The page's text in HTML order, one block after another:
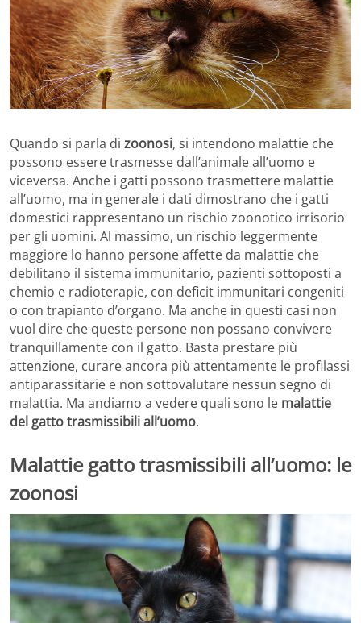
Quando si parla di zoonosi, si intendono malattie che
possono essere trasmesse dall’animale all’uomo e
viceversa. Anche i gatti possono trasmettere malattie
all’uomo, ma in generale i dati dimostrano che i gatti
domestici rappresentano un rischio zoonotico irrisorio
per gli uomini. Al massimo, un rischio leggermente
maggiore lo hanno persone affette da malattie che
debilitano il sistema immunitario, pazienti sottoposti a
chemio e radioterapie, con deficit immunitari congeniti
o con trapianto d’organo. Ma anche in questi casi non
vuol dire che queste persone non possano convivere
tranquillamente con il gatto. Basta prestare più
attenzione, curare ancora più attentamente le profilassi
antiparassitarie e non sottovalutare nessun segno di
malattia. Ma andiamo a vedere quali sono le malattie
del gatto trasmissibili all’uomo.
Malattie gatto trasmissibili all’uomo: le
zoonosi